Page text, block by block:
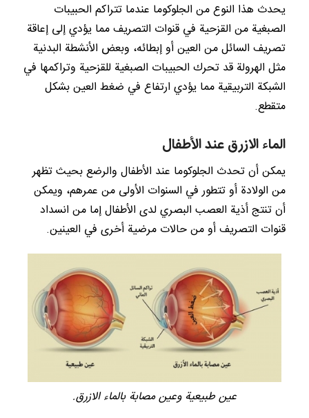
يحدث هذا النوع من الجلوكوما عندما تتراكم الحبيبات
الصبغية من القزحية في قنوات التصريف مما يؤدي إلى إعاقة
تصريف السائل من العين أو إبطائه، وبعض الأنشطة البدنية
مثل الهرولة قد تحرك الحبيبات الصبغية للقزحية وتراكمها في
الشبكة التربيقية مما يؤدي ارتفاع في ضغط العين بشكل
متقطع.
الماء الازرق عند الأطفال
يمكن أن تحدث الجلوكوما عند الأطفال والرضع بحيث تظهر
من الولادة أو تتطور في السنوات الأولى من عمرهم، ويمكن
أن تنتج أذية العصب البصري لدى الأطفال إما من انسداد
قنوات التصريف أو من حالات مرضية أخرى في العينين.
عين طبيعية وعين مصابة بالماء الازرق.